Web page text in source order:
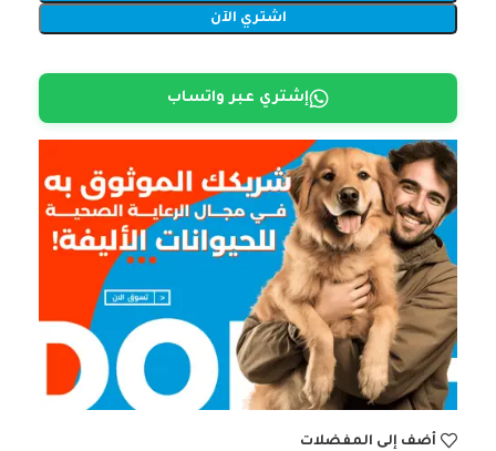
اشتري الآن
إشتري عبر واتساب
أضف إلى المفضلات